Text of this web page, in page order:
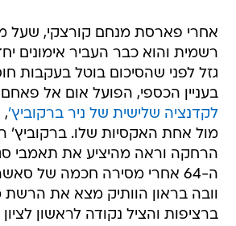
אחרי פארסת מנחם קורצקי, שעל
רשמית והוא כבר העביר אימונים
גזל לפני שהסיכום בוטל בעקבות
בעניין הכספי, הפועל אום אל
לקדנציה שלישית של ניר ברקוביץ',
מול אחת האקסיות שלו. ברקוביץ'
הרחקה וראה מהיציע את תאמבי
ה-64 אחרי מסירה חכמה של
וובה בראון הוותיק מצא את הרשת
ברציפות והציל נקודה לראשון